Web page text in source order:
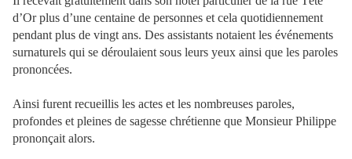
d’Or plus d’une centaine de personnes et cela quotidiennement
pendant plus de vingt ans. Des assistants notaient les événements
surnaturels qui se déroulaient sous leurs yeux ainsi que les paroles
prononcées.
Ainsi furent recueillis les actes et les nombreuses paroles,
profondes et pleines de sagesse chrétienne que Monsieur Philippe
prononçait alors.